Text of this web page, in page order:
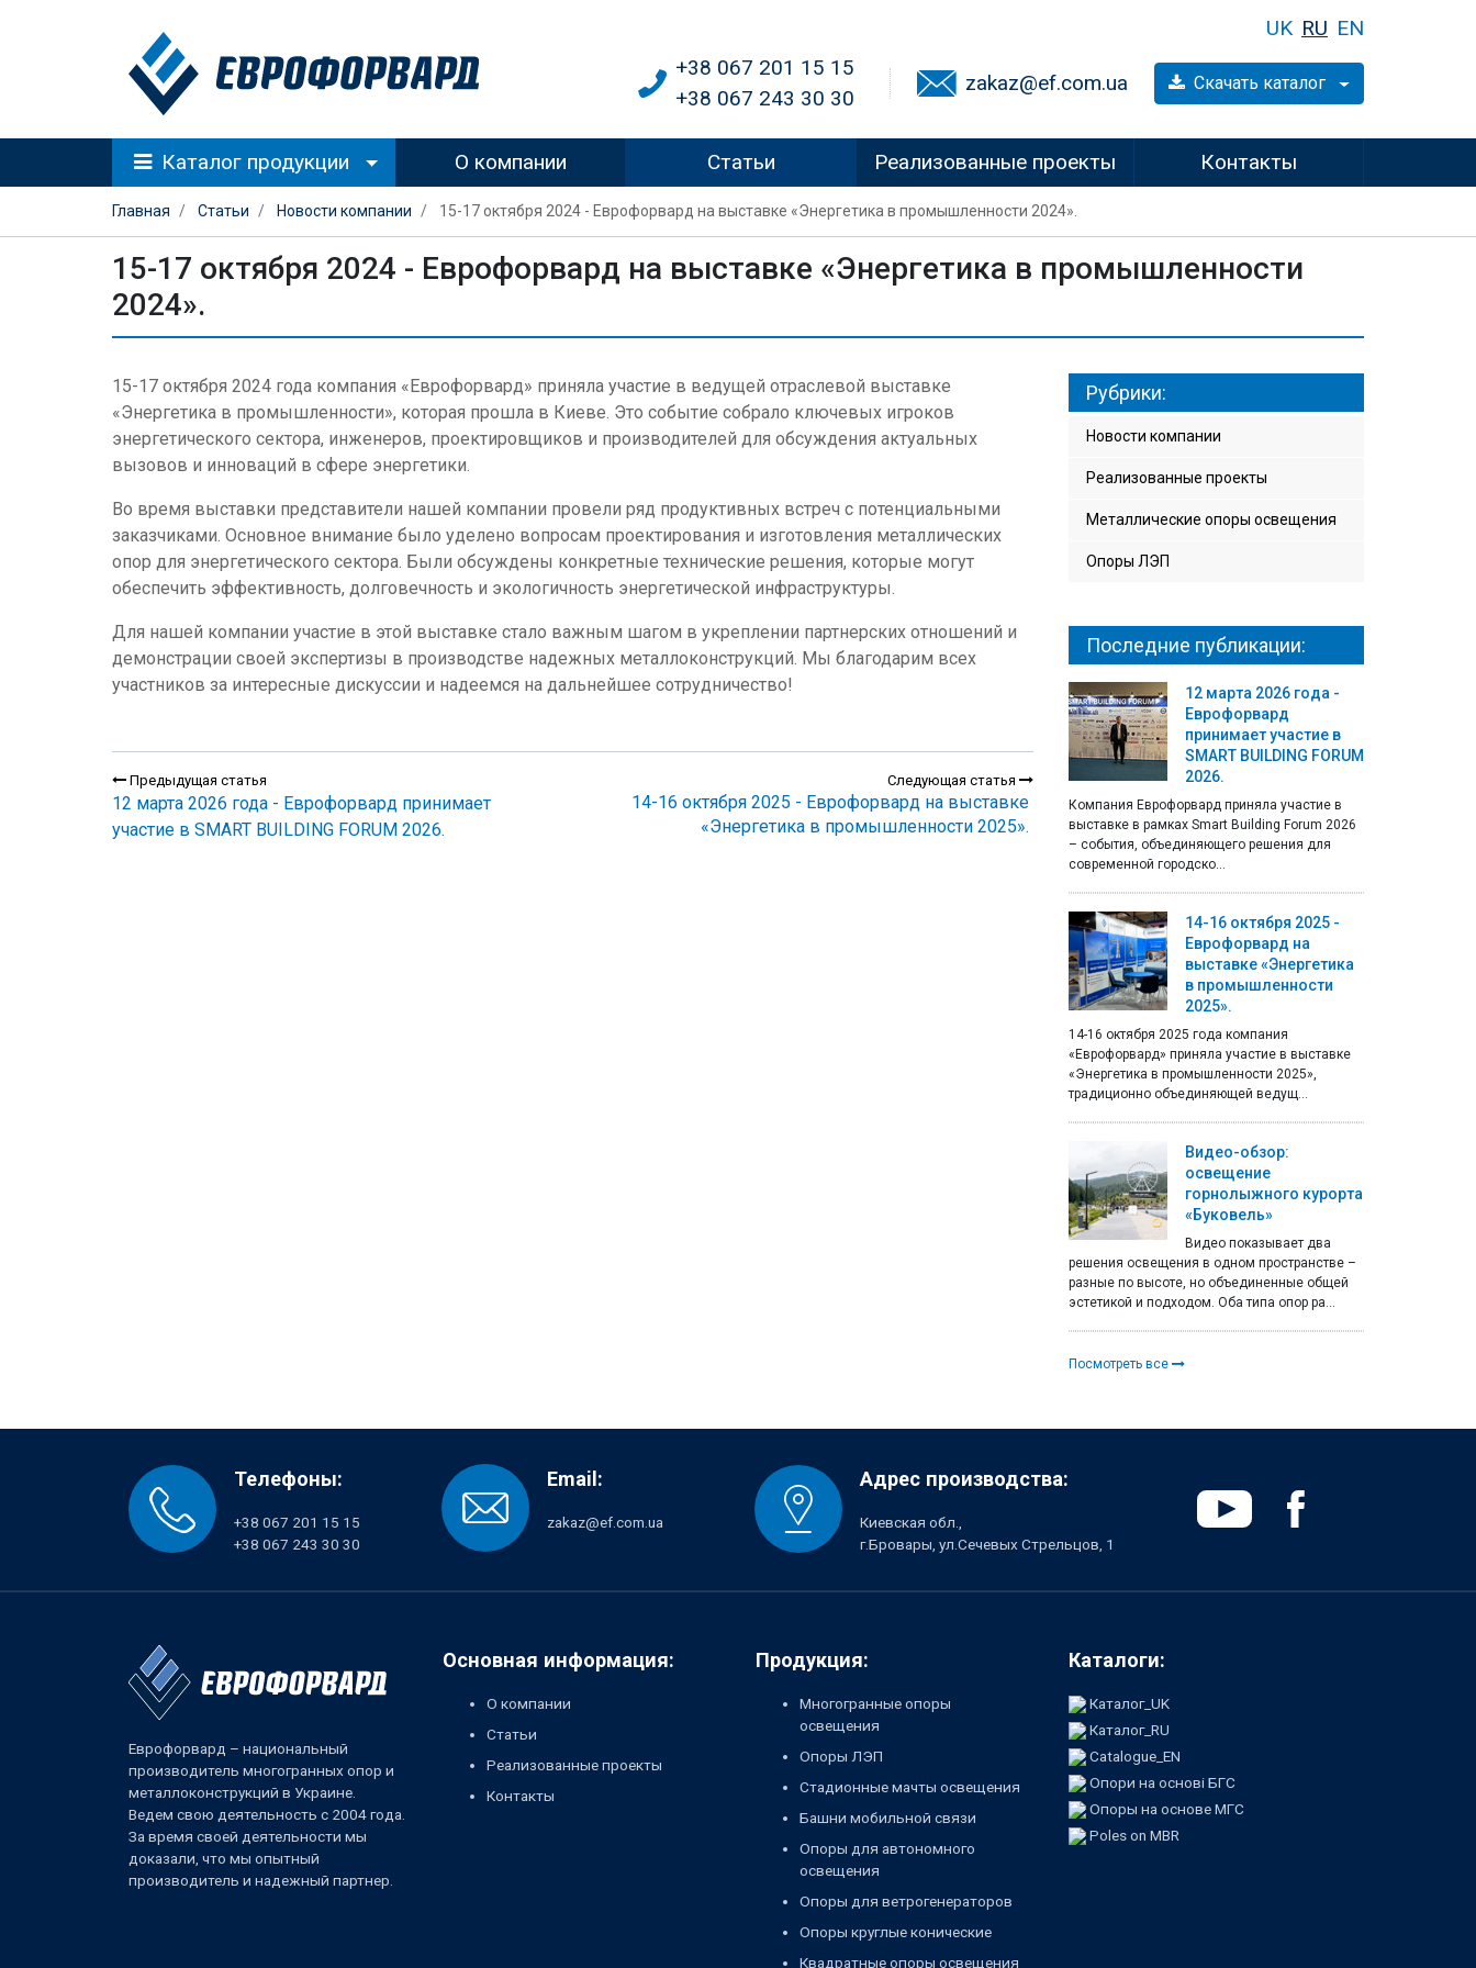
UK RU EN
+38 067 201 15 15
+38 067 243 30 30
zakaz@ef.com.ua Скачать каталог
Каталог продукции О компании Статьи Реализованные проекты Контакты
Главная Статьи Новости компании 15-17 октября 2024 - Еврофорвард на выставке «Энергетика в промышленности 2024».
15-17 октября 2024 - Еврофорвард на выставке «Энергетика в промышленности
2024».
15-17 октября 2024 года компания «Еврофорвард» приняла участие в ведущей отраслевой выставке
«Энергетика в промышленности», которая прошла в Киеве. Это событие собрало ключевых игроков
энергетического сектора, инженеров, проектировщиков и производителей для обсуждения актуальных
вызовов и инноваций в сфере энергетики.
Во время выставки представители нашей компании провели ряд продуктивных встреч с потенциальными
заказчиками. Основное внимание было уделено вопросам проектирования и изготовления металлических
опор для энергетического сектора. Были обсуждены конкретные технические решения, которые могут
обеспечить эффективность, долговечность и экологичность энергетической инфраструктуры.
Для нашей компании участие в этой выставке стало важным шагом в укреплении партнерских отношений и
демонстрации своей экспертизы в производстве надежных металлоконструкций. Мы благодарим всех
участников за интересные дискуссии и надеемся на дальнейшее сотрудничество!
Предыдущая статья
12 марта 2026 года - Еврофорвард принимает
участие в SMART BUILDING FORUM 2026.
Следующая статья
14-16 октября 2025 - Еврофорвард на выставке
«Энергетика в промышленности 2025».
Рубрики:
Новости компании
Реализованные проекты
Металлические опоры освещения
Опоры ЛЭП
Последние публикации:
12 марта 2026 года -
Еврофорвард
принимает участие в
SMART BUILDING FORUM
2026.
Компания Еврофорвард приняла участие в
выставке в рамках Smart Building Forum 2026
– события, объединяющего решения для
современной городско...
14-16 октября 2025 -
Еврофорвард на
выставке «Энергетика
в промышленности
2025».
14-16 октября 2025 года компания
«Еврофорвард» приняла участие в выставке
«Энергетика в промышленности 2025»,
традиционно объединяющей ведущ...
Видео-обзор:
освещение
горнолыжного курорта
«Буковель»
Видео показывает два
решения освещения в одном пространстве –
разные по высоте, но объединенные общей
эстетикой и подходом. Оба типа опор ра...
Посмотреть все
Телефоны:
+38 067 201 15 15
+38 067 243 30 30
Email:
zakaz@ef.com.ua
Адрес производства:
Киевская обл.,
г.Бровары, ул.Сечевых Стрельцов, 1
Еврофорвард – национальный
производитель многогранных опор и
металлоконструкций в Украине.
Ведем свою деятельность с 2004 года.
За время своей деятельности мы
доказали, что мы опытный
производитель и надежный партнер.
Основная информация:
О компании
Статьи
Реализованные проекты
Контакты
Продукция:
Многогранные опоры
освещения
Опоры ЛЭП
Стадионные мачты освещения
Башни мобильной связи
Опоры для автономного
освещения
Опоры для ветрогенераторов
Опоры круглые конические
Квадратные опоры освещения
Каталоги:
Каталог_UK
Каталог_RU
Catalogue_EN
Опори на основі БГС
Опоры на основе МГС
Poles on MBR